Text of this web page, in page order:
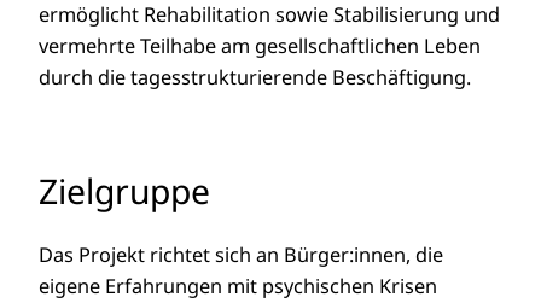
ermöglicht Rehabilitation sowie Stabilisierung und
vermehrte Teilhabe am gesellschaftlichen Leben
durch die tagesstrukturierende Beschäftigung.
Zielgruppe
Das Projekt richtet sich an Bürger:innen, die
eigene Erfahrungen mit psychischen Krisen